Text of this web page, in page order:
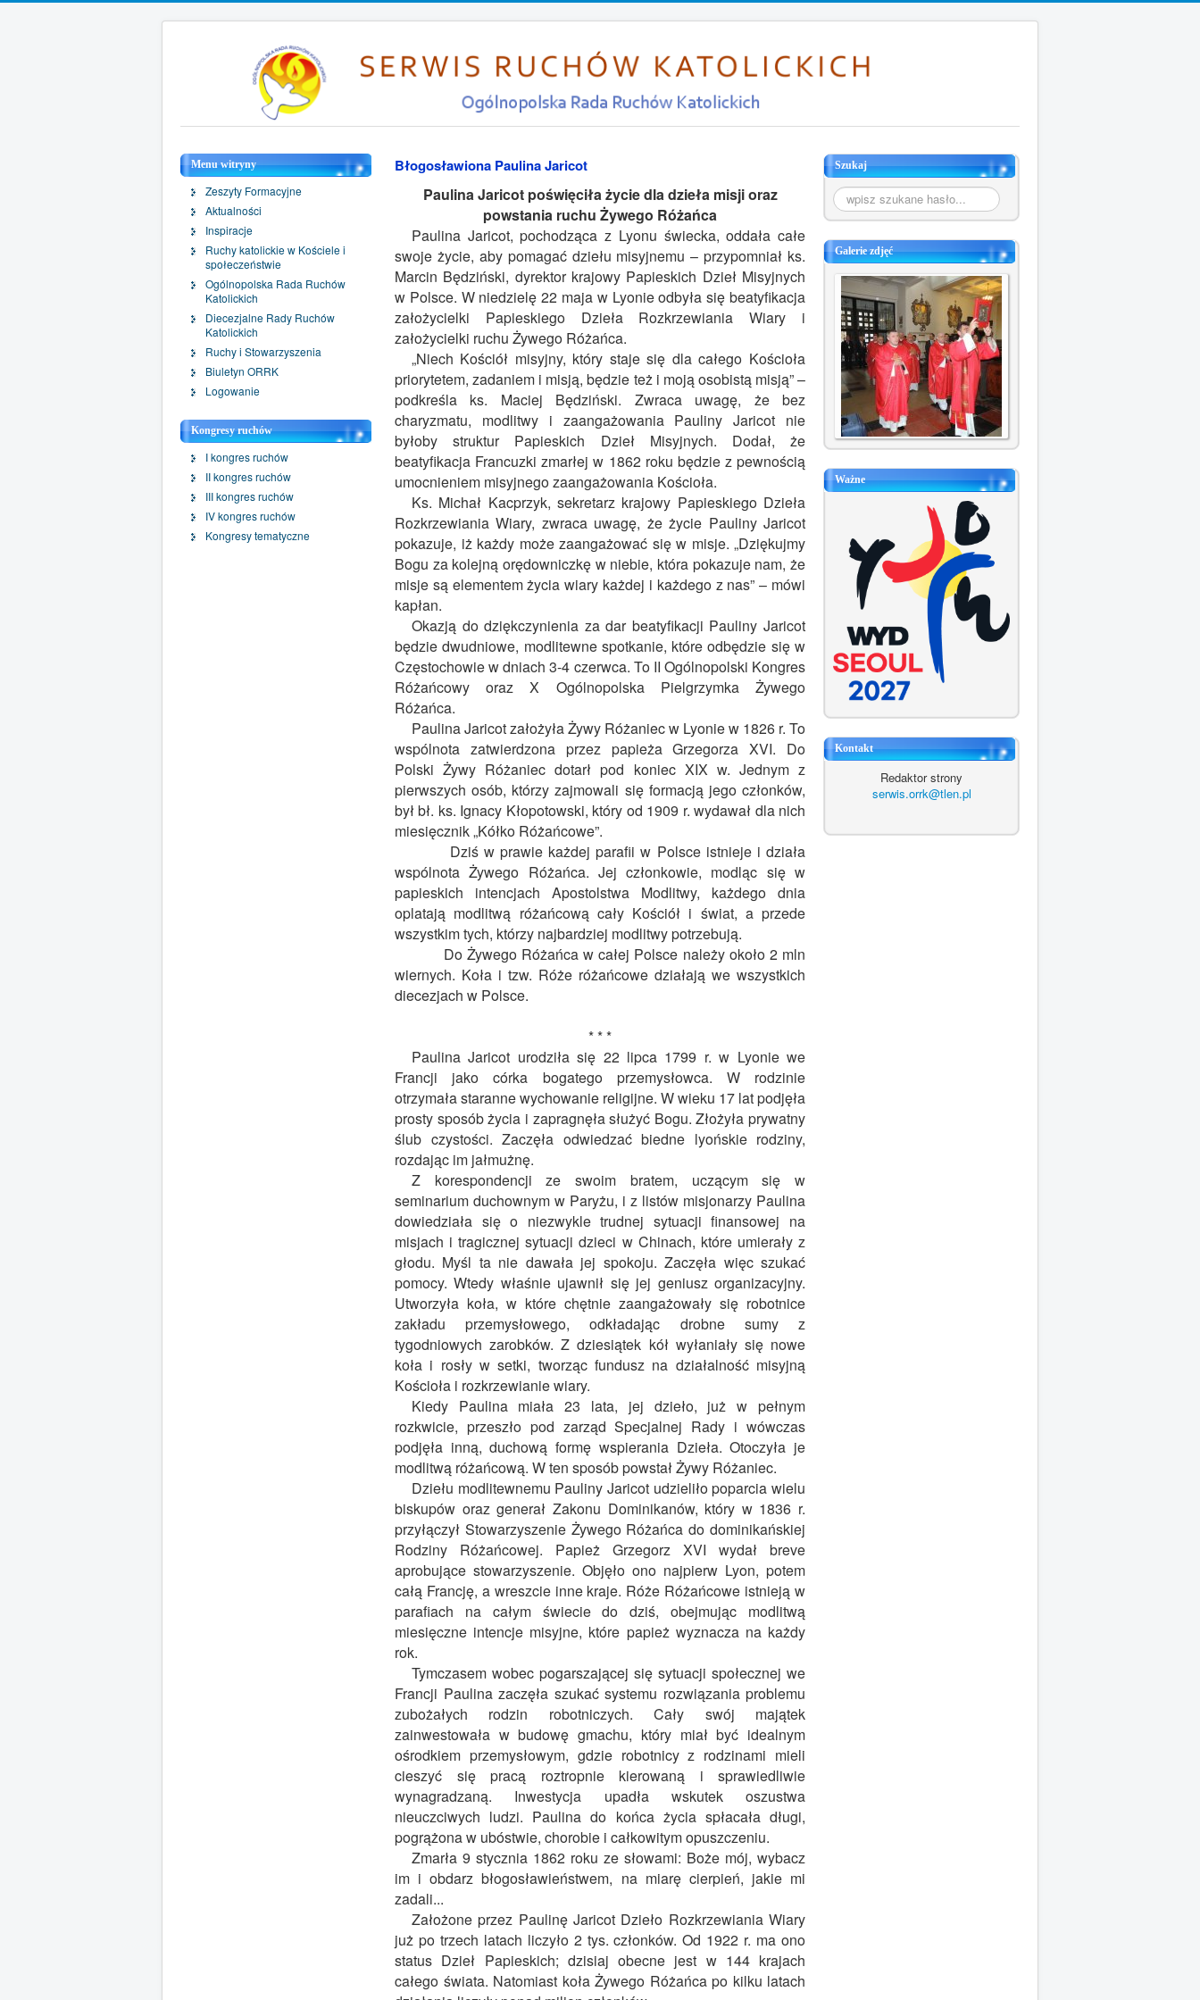
Menu witryny
Zeszyty Formacyjne
Aktualności
Inspiracje
Ruchy katolickie w Kościele i
społeczeństwie
Ogólnopolska Rada Ruchów
Katolickich
Diecezjalne Rady Ruchów
Katolickich
Ruchy i Stowarzyszenia
Biuletyn ORRK
Logowanie
Kongresy ruchów
I kongres ruchów
II kongres ruchów
III kongres ruchów
IV kongres ruchów
Kongresy tematyczne
Błogosławiona Paulina Jaricot
Paulina Jaricot poświęciła życie dla dzieła misji oraz
powstania ruchu Żywego Różańca
Paulina Jaricot, pochodząca z Lyonu świecka, oddała całe
swoje życie, aby pomagać dziełu misyjnemu – przypomniał ks.
Marcin Będziński, dyrektor krajowy Papieskich Dzieł Misyjnych
w Polsce. W niedzielę 22 maja w Lyonie odbyła się beatyfikacja
założycielki Papieskiego Dzieła Rozkrzewiania Wiary i
założycielki ruchu Żywego Różańca.
„Niech Kościół misyjny, który staje się dla całego Kościoła
priorytetem, zadaniem i misją, będzie też i moją osobistą misją” –
podkreśla ks. Maciej Będziński. Zwraca uwagę, że bez
charyzmatu, modlitwy i zaangażowania Pauliny Jaricot nie
byłoby struktur Papieskich Dzieł Misyjnych. Dodał, że
beatyfikacja Francuzki zmarłej w 1862 roku będzie z pewnością
umocnieniem misyjnego zaangażowania Kościoła.
Ks. Michał Kacprzyk, sekretarz krajowy Papieskiego Dzieła
Rozkrzewiania Wiary, zwraca uwagę, że życie Pauliny Jaricot
pokazuje, iż każdy może zaangażować się w misje. „Dziękujmy
Bogu za kolejną orędowniczkę w niebie, która pokazuje nam, że
misje są elementem życia wiary każdej i każdego z nas” – mówi
kapłan.
Okazją do dziękczynienia za dar beatyfikacji Pauliny Jaricot
będzie dwudniowe, modlitewne spotkanie, które odbędzie się w
Częstochowie w dniach 3-4 czerwca. To II Ogólnopolski Kongres
Różańcowy oraz X Ogólnopolska Pielgrzymka Żywego
Różańca.
Paulina Jaricot założyła Żywy Różaniec w Lyonie w 1826 r. To
wspólnota zatwierdzona przez papieża Grzegorza XVI. Do
Polski Żywy Różaniec dotarł pod koniec XIX w. Jednym z
pierwszych osób, którzy zajmowali się formacją jego członków,
był bł. ks. Ignacy Kłopotowski, który od 1909 r. wydawał dla nich
miesięcznik „Kółko Różańcowe”.
Dziś w prawie każdej parafii w Polsce istnieje i działa
wspólnota Żywego Różańca. Jej członkowie, modląc się w
papieskich intencjach Apostolstwa Modlitwy, każdego dnia
oplatają modlitwą różańcową cały Kościół i świat, a przede
wszystkim tych, którzy najbardziej modlitwy potrzebują.
Do Żywego Różańca w całej Polsce należy około 2 mln
wiernych. Koła i tzw. Róże różańcowe działają we wszystkich
diecezjach w Polsce.
* * *
Paulina Jaricot urodziła się 22 lipca 1799 r. w Lyonie we
Francji jako córka bogatego przemysłowca. W rodzinie
otrzymała staranne wychowanie religijne. W wieku 17 lat podjęła
prosty sposób życia i zapragnęła służyć Bogu. Złożyła prywatny
ślub czystości. Zaczęła odwiedzać biedne lyońskie rodziny,
rozdając im jałmużnę.
Z korespondencji ze swoim bratem, uczącym się w
seminarium duchownym w Paryżu, i z listów misjonarzy Paulina
dowiedziała się o niezwykle trudnej sytuacji finansowej na
misjach i tragicznej sytuacji dzieci w Chinach, które umierały z
głodu. Myśl ta nie dawała jej spokoju. Zaczęła więc szukać
pomocy. Wtedy właśnie ujawnił się jej geniusz organizacyjny.
Utworzyła koła, w które chętnie zaangażowały się robotnice
zakładu przemysłowego, odkładając drobne sumy z
tygodniowych zarobków. Z dziesiątek kół wyłaniały się nowe
koła i rosły w setki, tworząc fundusz na działalność misyjną
Kościoła i rozkrzewianie wiary.
Kiedy Paulina miała 23 lata, jej dzieło, już w pełnym
rozkwicie, przeszło pod zarząd Specjalnej Rady i wówczas
podjęła inną, duchową formę wspierania Dzieła. Otoczyła je
modlitwą różańcową. W ten sposób powstał Żywy Różaniec.
Dziełu modlitewnemu Pauliny Jaricot udzieliło poparcia wielu
biskupów oraz generał Zakonu Dominikanów, który w 1836 r.
przyłączył Stowarzyszenie Żywego Różańca do dominikańskiej
Rodziny Różańcowej. Papież Grzegorz XVI wydał breve
aprobujące stowarzyszenie. Objęło ono najpierw Lyon, potem
całą Francję, a wreszcie inne kraje. Róże Różańcowe istnieją w
parafiach na całym świecie do dziś, obejmując modlitwą
miesięczne intencje misyjne, które papież wyznacza na każdy
rok.
Tymczasem wobec pogarszającej się sytuacji społecznej we
Francji Paulina zaczęła szukać systemu rozwiązania problemu
zubożałych rodzin robotniczych. Cały swój majątek
zainwestowała w budowę gmachu, który miał być idealnym
ośrodkiem przemysłowym, gdzie robotnicy z rodzinami mieli
cieszyć się pracą roztropnie kierowaną i sprawiedliwie
wynagradzaną. Inwestycja upadła wskutek oszustwa
nieuczciwych ludzi. Paulina do końca życia spłacała długi,
pogrążona w ubóstwie, chorobie i całkowitym opuszczeniu.
Zmarła 9 stycznia 1862 roku ze słowami: Boże mój, wybacz
im i obdarz błogosławieństwem, na miarę cierpień, jakie mi
zadali...
Założone przez Paulinę Jaricot Dzieło Rozkrzewiania Wiary
już po trzech latach liczyło 2 tys. członków. Od 1922 r. ma ono
status Dzieł Papieskich; dzisiaj obecne jest w 144 krajach
całego świata. Natomiast koła Żywego Różańca po kilku latach
Szukaj
Szukaj...
Galerie zdjęć
Ważne
Kontakt
Redaktor strony
serwis.orrk@tlen.pl